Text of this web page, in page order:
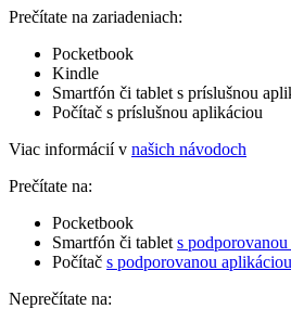
Prečítate na zariadeniach:
Pocketbook
Kindle
Smartfón či tablet s príslušnou
Počítač s príslušnou aplikáciou
Viac informácií v našich návodoch
Prečítate na:
Pocketbook
Smartfón či tablet s
Počítač s podporovanou aplikáciou
Neprečítate na: